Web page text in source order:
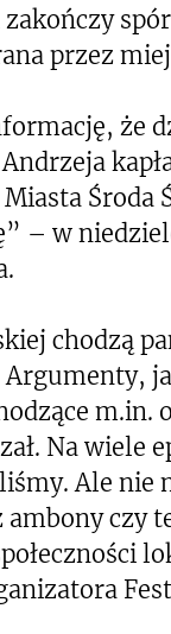
przez
że
– w
chodzą
m.in.
Na
Ale nie
ambony czy